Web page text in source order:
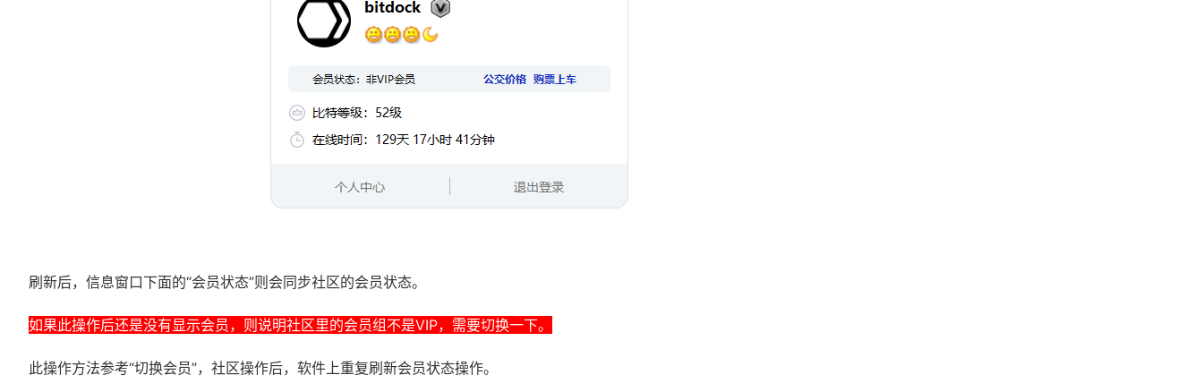
刷新后，信息窗口下面的“会员状态”则会同步社区的会员状态。
如果此操作后还是没有显示会员，则说明社区里的会员组不是VIP，需要切换一下。
此操作方法参考“切换会员”，社区操作后，软件上重复刷新会员状态操作。